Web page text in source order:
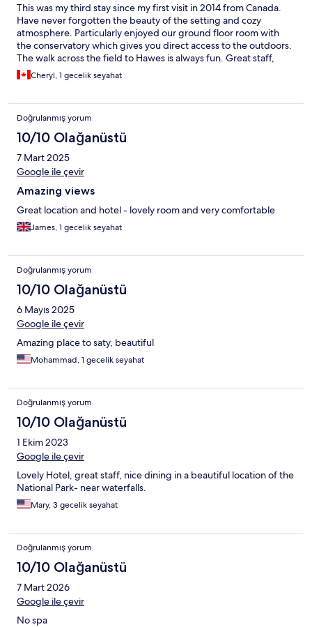
This was my third stay since my first visit in 2014 from Canada.
Have never forgotten the beauty of the setting and cozy
atmosphere. Particularly enjoyed our ground floor room with
the conservatory which gives you direct access to the outdoors.
The walk across the field to Hawes is always fun. Great staff,
food delicious.
Cheryl, 1 gecelik seyahat
Doğrulanmış yorum
10/10 Olağanüstü
7 Mart 2025
Google ile çevir
Amazing views
Great location and hotel - lovely room and very comfortable
James, 1 gecelik seyahat
Doğrulanmış yorum
10/10 Olağanüstü
6 Mayıs 2025
Google ile çevir
Amazing place to saty, beautiful
Mohammad, 1 gecelik seyahat
Doğrulanmış yorum
10/10 Olağanüstü
1 Ekim 2023
Google ile çevir
Lovely Hotel, great staff, nice dining in a beautiful location of the
National Park- near waterfalls.
Mary, 3 gecelik seyahat
Doğrulanmış yorum
10/10 Olağanüstü
7 Mart 2026
Google ile çevir
No spa